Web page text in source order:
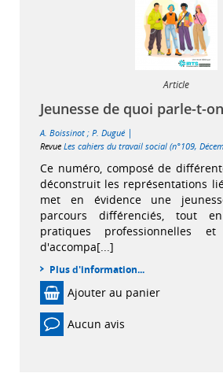
Article
Jeunesse de quoi parle-t-
A. Boissinot ; P. Dugué |
Revue Les cahiers du travail social (n°109,
Ce numéro, composé de
déconstruit les représentations
met en évidence une
parcours différenciés, tout
pratiques professionnelles
d'accompa[...]
Plus d'information...
Ajouter au panier
Aucun avis